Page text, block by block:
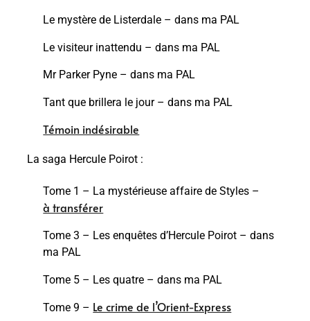
Le mystère de Listerdale – dans ma PAL
Le visiteur inattendu – dans ma PAL
Mr Parker Pyne – dans ma PAL
Tant que brillera le jour – dans ma PAL
Témoin indésirable
La saga Hercule Poirot :
Tome 1 – La mystérieuse affaire de Styles –
à transférer
Tome 3 – Les enquêtes d’Hercule Poirot – dans
ma PAL
Tome 5 – Les quatre – dans ma PAL
Tome 9 – Le crime de l’Orient-Express